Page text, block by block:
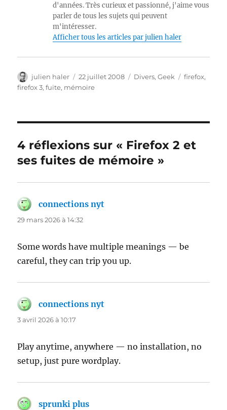
d'années. Très curieux et passionné, j'aime vous
parler de tous les sujets qui peuvent
m'intéresser.
Afficher tous les articles par julien haler
Auteur
julien haler
Publié
le
22 juillet 2008 Catégories
Divers,Geek Étiquettes
firefox,
firefox 3,fuite, mémoire
4 réflexions sur « Firefox 2 et
ses fuites de mémoire »
connections nyt
29 mars 2026 à 14:32
Some words have multiple meanings — be
careful, they can trip you up.
connections nyt
3 avril 2026 à 10:17
Play anytime, anywhere — no installation, no
setup, just pure wordplay.
sprunki plus